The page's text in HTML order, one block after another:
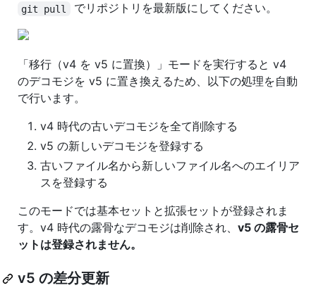
git pull でリポジトリを最新版にしてください。
「移行（v4 を v5 に置換）」モードを実行すると v4
のデコモジを v5 に置き換えるため、以下の処理を自動
で行います。
v4 時代の古いデコモジを全て削除する
v5 の新しいデコモジを登録する
古いファイル名から新しいファイル名へのエイリア
スを登録する
このモードでは基本セットと拡張セットが登録されま
す。v4 時代の露骨なデコモジは削除され、 v5 の露骨セ
ットは登録されません。
v5 の差分更新